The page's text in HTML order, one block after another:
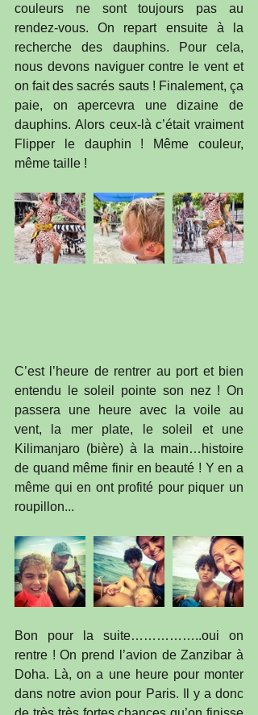
couleurs ne sont toujours pas au
rendez-vous. On repart ensuite à la
recherche des dauphins. Pour cela,
nous devons naviguer contre le vent et
on fait des sacrés sauts ! Finalement, ça
paie, on apercevra une dizaine de
dauphins. Alors ceux-là c’était vraiment
Flipper le dauphin ! Même couleur,
même taille !
C’est l’heure de rentrer au port et bien
entendu le soleil pointe son nez ! On
passera une heure avec la voile au
vent, la mer plate, le soleil et une
Kilimanjaro (bière) à la main…histoire
de quand même finir en beauté ! Y en a
même qui en ont profité pour piquer un
roupillon...
Bon pour la suite……………..oui on
rentre ! On prend l’avion de Zanzibar à
Doha. Là, on a une heure pour monter
dans notre avion pour Paris. Il y a donc